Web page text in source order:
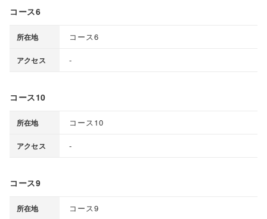
コース6
所在地 コース6
アクセス -
コース10
所在地 コース10
アクセス -
コース9
所在地 コース9